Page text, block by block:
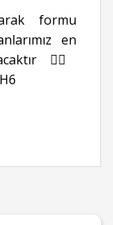
formu
en
👉🏻